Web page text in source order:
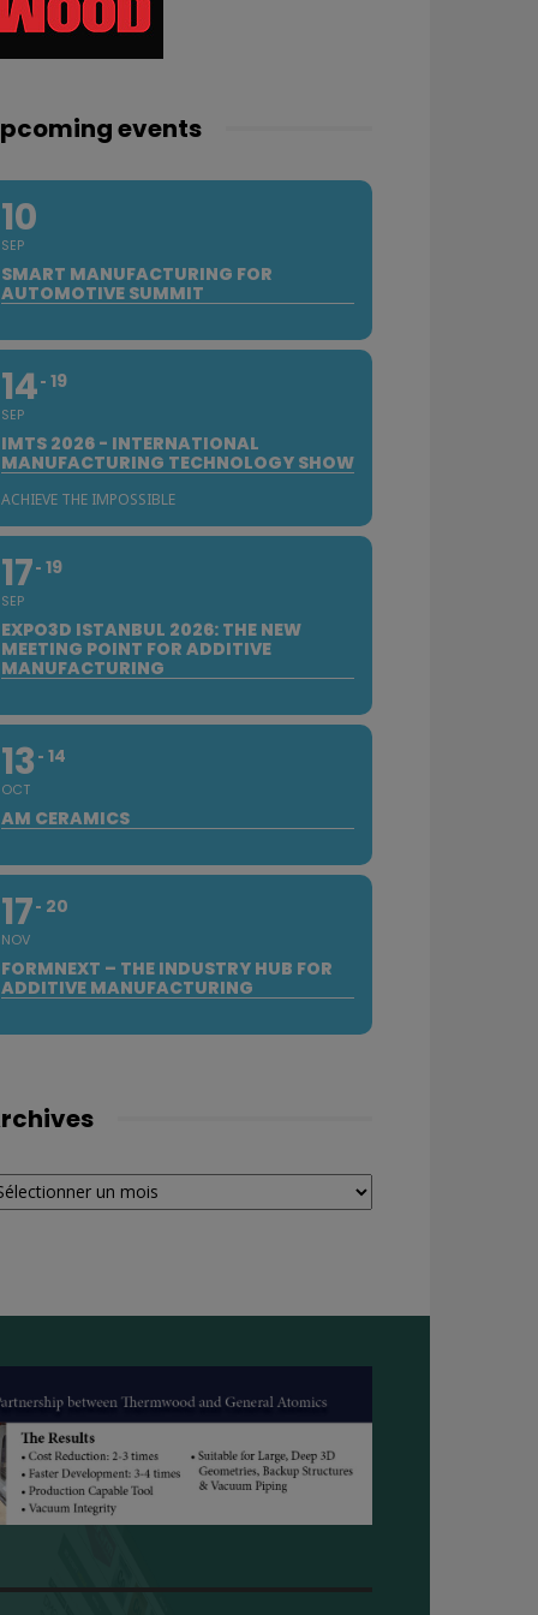
events
10
SEP
SMART MANUFACTURING FOR
AUTOMOTIVE SUMMIT
14
SEP
19
IMTS 2026 - INTERNATIONAL
MANUFACTURING TECHNOLOGY SHOW
ACHIEVE THE IMPOSSIBLE
17
SEP
19
EXPO3D ISTANBUL 2026: THE NEW
MEETING POINT FOR ADDITIVE
MANUFACTURING
13
OCT
14
AM CERAMICS
17
NOV
20
FORMNEXT – THE INDUSTRY HUB FOR
ADDITIVE MANUFACTURING